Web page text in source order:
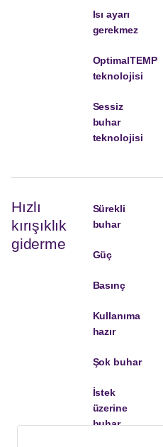
Isı ayarı
gerekmez
OptimalTEMP
teknolojisi
Sessiz
buhar
teknolojisi
Hızlı
kırışıklık
giderme
Sürekli
buhar
Güç
Basınç
Kullanıma
hazır
Şok buhar
İstek
üzerine
buhar